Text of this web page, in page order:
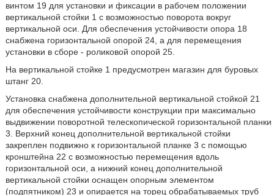
винтом 19 для установки и фиксации в рабочем положении
вертикальной стойки 1 с возможностью поворота вокруг
вертикальной оси. Для обеспечения устойчивости опора 18
снабжена горизонтальной опорой 24, а для перемещения
установки в сборе - роликовой опорой 25.
На вертикальной стойке 1 предусмотрен магазин для буровых
штанг 20.
Установка снабжена дополнительной вертикальной стойкой 21
для обеспечения устойчивости конструкции при максимально
выдвижении поворотной телескопической горизонтальной планки
3. Верхний конец дополнительной вертикальной стойки
закреплен подвижно к горизонтальной планке 3 с помощью
кронштейна 22 с возможностью перемещения вдоль
горизонтальной оси, а нижний конец дополнительной
вертикальной стойки оснащен опорным элементом
(подпятником) 23 и опирается на торец обрабатываемых труб